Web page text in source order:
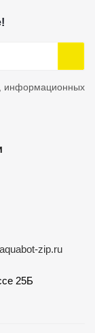
информационных
zip.ru
25Б